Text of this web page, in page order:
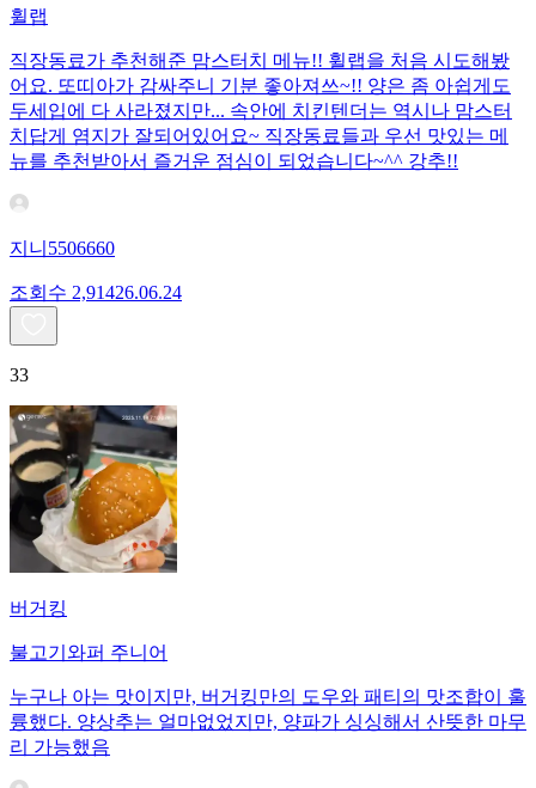
휠랩
직장동료가 추천해준 맘스터치 메뉴!! 휠랩을 처음 시도해봤
어요. 또띠아가 감싸주니 기분 좋아져쓰~!! 양은 좀 아쉽게도
두세입에 다 사라졌지만... 속안에 치킨텐더는 역시나 맘스터
치답게 염지가 잘되어있어요~ 직장동료들과 우선 맛있는 메
뉴를 추천받아서 즐거운 점심이 되었습니다~^^ 강추!!
지니5506660
조회수 2,91426.06.24
33
버거킹
불고기와퍼 주니어
누구나 아는 맛이지만, 버거킹만의 도우와 패티의 맛조합이 훌
륭했다. 양상추는 얼마없었지만, 양파가 싱싱해서 산뜻한 마무
리 가능했음